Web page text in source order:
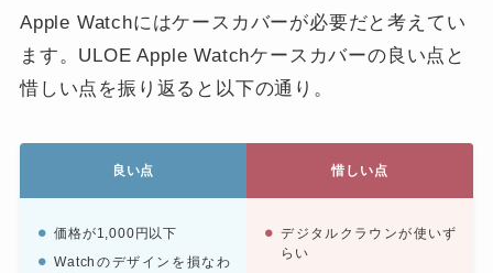
Apple Watchにはケースカバーが必要だと考えてい
ます。ULOE Apple Watchケースカバーの良い点と
惜しい点を振り返ると以下の通り。
良い点 惜しい点
価格が1,000円以下
Watchのデザインを損なわ
デジタルクラウンが使いず
らい